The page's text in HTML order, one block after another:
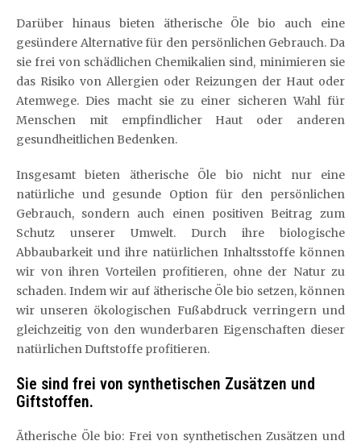
Darüber hinaus bieten ätherische Öle bio auch eine
gesündere Alternative für den persönlichen Gebrauch. Da
sie frei von schädlichen Chemikalien sind, minimieren sie
das Risiko von Allergien oder Reizungen der Haut oder
Atemwege. Dies macht sie zu einer sicheren Wahl für
Menschen mit empfindlicher Haut oder anderen
gesundheitlichen Bedenken.
Insgesamt bieten ätherische Öle bio nicht nur eine
natürliche und gesunde Option für den persönlichen
Gebrauch, sondern auch einen positiven Beitrag zum
Schutz unserer Umwelt. Durch ihre biologische
Abbaubarkeit und ihre natürlichen Inhaltsstoffe können
wir von ihren Vorteilen profitieren, ohne der Natur zu
schaden. Indem wir auf ätherische Öle bio setzen, können
wir unseren ökologischen Fußabdruck verringern und
gleichzeitig von den wunderbaren Eigenschaften dieser
natürlichen Duftstoffe profitieren.
Sie sind frei von synthetischen Zusätzen und
Giftstoffen.
Ätherische Öle bio: Frei von synthetischen Zusätzen und